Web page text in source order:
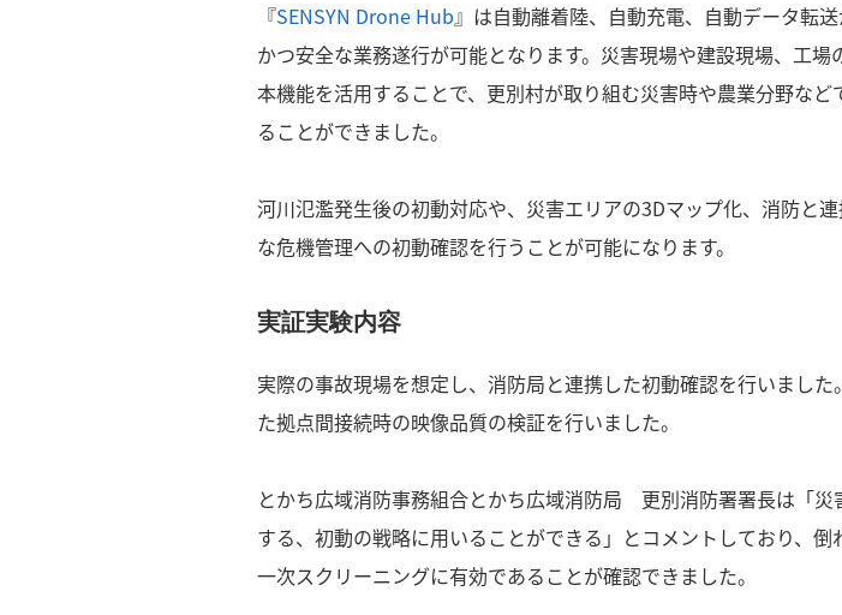
『SENSYN Drone Hub』は自動離着陸、自動充電、自動データ転
かつ安全な業務遂行が可能となります。災害現場や建設現場、工
本機能を活用することで、更別村が取り組む災害時や農業分野な
ることができました。
河川氾濫発生後の初動対応や、災害エリアの3Dマップ化、消防と
な危機管理への初動確認を行うことが可能になります。
実証実験内容
実際の事故現場を想定し、消防局と連携した初動確認を行いまし
た拠点間接続時の映像品質の検証を行いました。
とかち広域消防事務組合とかち広域消防局 更別消防署署長は「
する、初動の戦略に用いることができる」とコメントしており、
一次スクリーニングに有効であることが確認できました。